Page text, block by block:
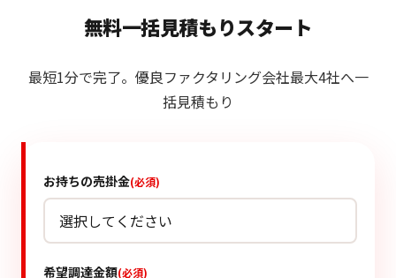
無料一括見積もりスタート
最短1分で完了。優良ファクタリング会社最大4社へ一
括見積もり
お持ちの売掛金(必須)
希望調達金額(必須)